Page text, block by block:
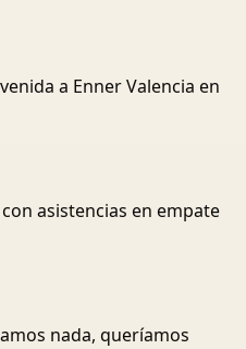
a Enner Valencia en
asistencias en empate
nada, queríamos